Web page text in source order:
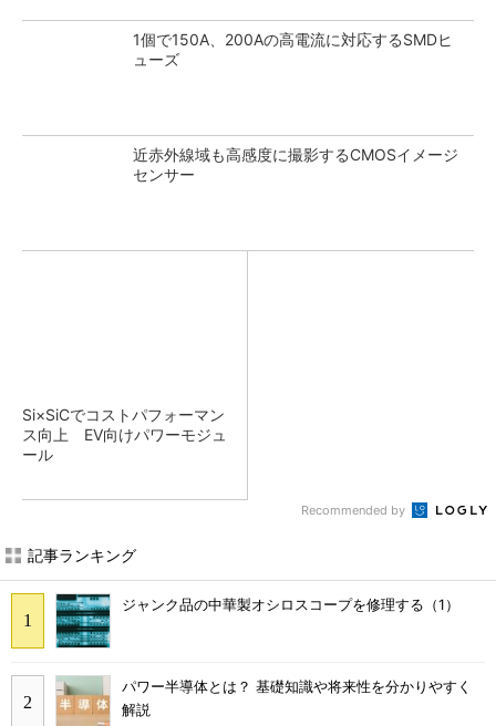
1個で150A、200Aの高電流に対応するSMDヒ
ューズ
近赤外線域も高感度に撮影するCMOSイメージ
センサー
Si×SiCでコストパフォーマン
ス向上 EV向けパワーモジュ
ール
Recommended by
記事ランキング
ジャンク品の中華製オシロスコープを修理する（1）
パワー半導体とは？ 基礎知識や将来性を分かりやすく
解説